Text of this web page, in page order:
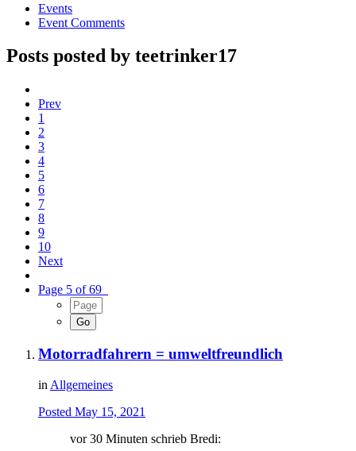
Events
Event Comments
Posts posted by teetrinker17
Prev
1
2
3
4
5
6
7
8
9
10
Next
Page 5 of 69
Motorradfahrern = umweltfreundlich
in Allgemeines
Posted May 15, 2021
vor 30 Minuten schrieb Bredi: